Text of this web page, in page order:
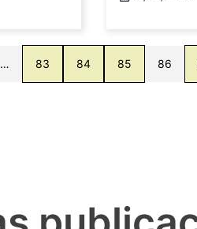
… 83 84 85 86